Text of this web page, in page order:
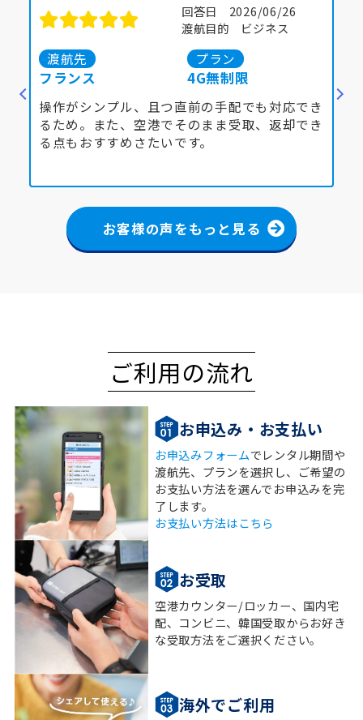
回答日 2026/06/25
渡航目的 その他
渡航先
アルゼンチン
プラン
4G無制限
久しぶりにWIFIデバイスをレンタルしまし
た。以前よりも軽くなっていてビックリしまし
た。この5年ほど他社のeSIMを愛用していまし
お客様の声をもっと見る
ご利用の流れ
お申込み・お支払い
お申込みフォームでレンタル期間や
渡航先、プランを選択し、ご希望の
お支払い方法を選んでお申込みを完
了します。
お支払い方法はこちら
お受取
空港カウンター/ロッカー、国内宅
配、コンビニ、韓国受取からお好き
な受取方法をご選択ください。
海外でご利用